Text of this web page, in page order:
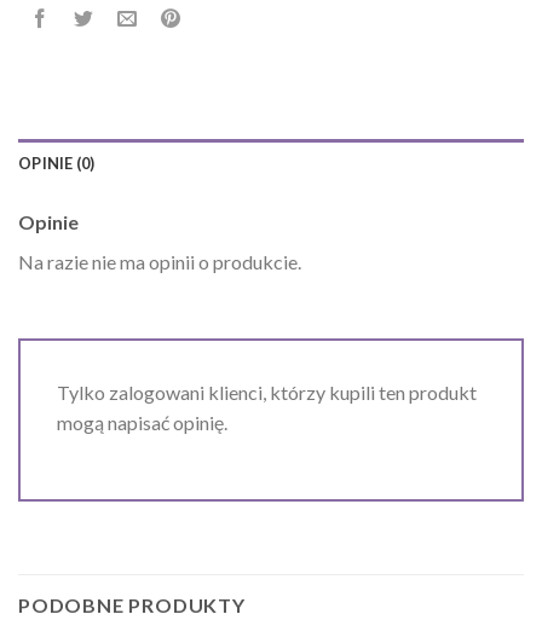
OPINIE (0)
Opinie
Na razie nie ma opinii o produkcie.
Tylko zalogowani klienci, którzy kupili ten produkt
mogą napisać opinię.
PODOBNE PRODUKTY